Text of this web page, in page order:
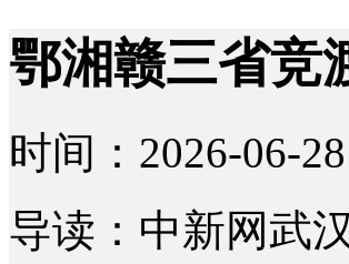
鄂湘赣三省竞
时间：2026-06-
导读：中新网武